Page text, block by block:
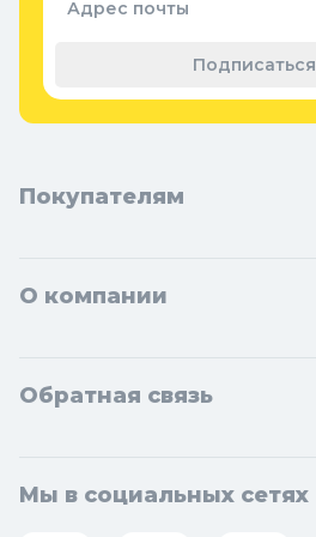
Теплицы, парники и укрывной
Адрес почты
Подписаться
Покупателям
О компании
Обратная связь
Мы в социальных сетях